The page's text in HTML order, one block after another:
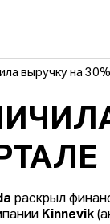
выручку на
раскрыл
Kinnevik